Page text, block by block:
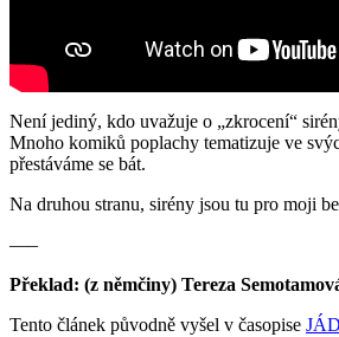
Není jediný, kdo uvažuje o „zkrocení“
Mnoho komiků poplachy tematizuje ve
přestáváme se bát.
Na druhou stranu, sirény jsou tu pro moji
–––
Překlad: (z němčiny) Tereza
Tento článek původně vyšel v časopise